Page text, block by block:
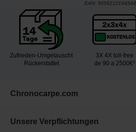
EAN: 5056212194544
Zufrieden-Umgetauscht
Rückerstattet
3X 4X toll-free
de 90 a 2500€²
Chronocarpe.com
Unsere Verpflichtungen